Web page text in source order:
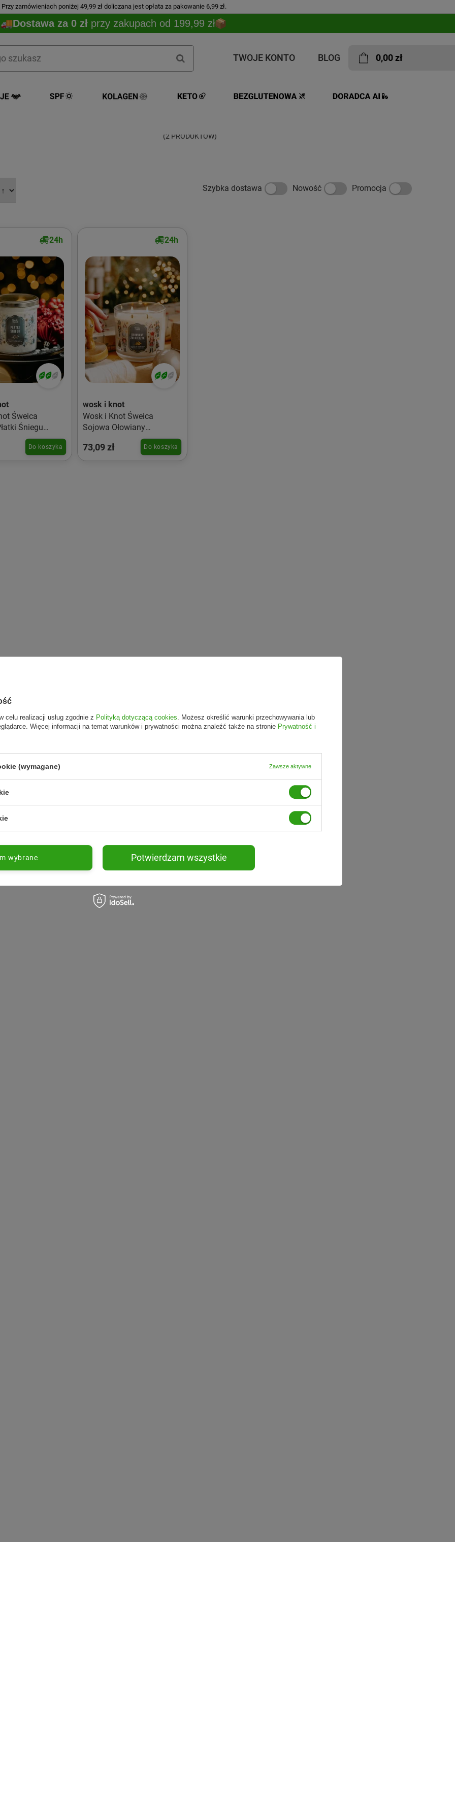
Przy zamówieniach poniżej 49,99 zł doliczana jest opłata za pakowanie 6,99 zł.
Dostawa za 0 zł przy zakupach od 199,99 zł
TWOJE KONTO BLOG 0,00 zł
(2 PRODUKTÓW)
Szybka dostawa Nowość Promocja
24h
Śniegu
Do koszyka
24h
wosk i knot
Wosk i Knot Śweica
Sojowa Ołowiany
400ml
73,09 zł Do koszyka
celu realizacji usług zgodnie z Polityką dotyczącą cookies . Możesz określić warunki przechowywania lub
Więcej informacji na temat warunków i prywatności można znaleźć także na stronie Prywatność i
(wymagane) Zawsze aktywne
wybrane Potwierdzam wszystkie